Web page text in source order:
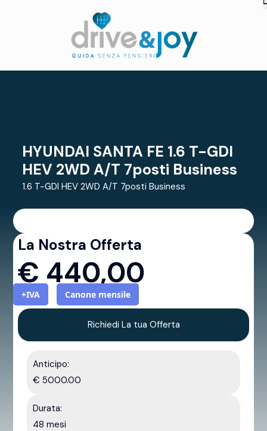
HYUNDAI SANTA FE 1.6 T-GDI
HEV 2WD A/T 7posti Business
1.6 T-GDI HEV 2WD A/T 7posti Business
La Nostra Offerta
€ 440,00
+IVA Canone mensile
Richiedi La tua Offerta
Anticipo:
€ 5000.00
Durata:
48 mesi